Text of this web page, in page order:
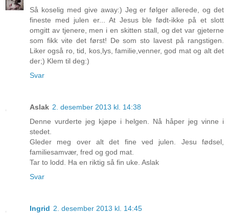
Så koselig med give away:) Jeg er følger allerede, og det
fineste med julen er... At Jesus ble født-ikke på et slott
omgitt av tjenere, men i en skitten stall, og det var gjeterne
som fikk vite det først! De som sto lavest på rangstigen.
Liker også ro, tid, kos,lys, familie,venner, god mat og alt det
der;) Klem til deg:)
Svar
Aslak 2. desember 2013 kl. 14:38
Denne vurderte jeg kjøpe i helgen. Nå håper jeg vinne i
stedet.
Gleder meg over alt det fine ved julen. Jesu fødsel,
familiesamvær, fred og god mat.
Tar to lodd. Ha en riktig så fin uke. Aslak
Svar
Ingrid 2. desember 2013 kl. 14:45